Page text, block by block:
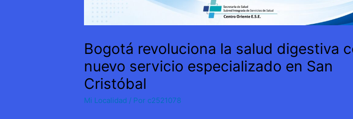
Bogotá revoluciona la salud digestiva
nuevo servicio especializado en San
Cristóbal
Mi Localidad / Por c2521078